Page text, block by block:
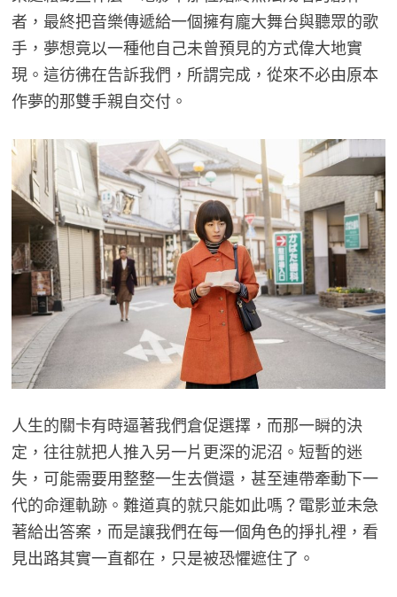
者，最終把音樂傳遞給一個擁有龐大舞台與聽眾的歌
手，夢想竟以一種他自己未曾預見的方式偉大地實
現。這彷彿在告訴我們，所謂完成，從來不必由原本
作夢的那雙手親自交付。
人生的關卡有時逼著我們倉促選擇，而那一瞬的決
定，往往就把人推入另一片更深的泥沼。短暫的迷
失，可能需要用整整一生去償還，甚至連帶牽動下一
代的命運軌跡。難道真的就只能如此嗎？電影並未急
著給出答案，而是讓我們在每一個角色的掙扎裡，看
見出路其實一直都在，只是被恐懼遮住了。